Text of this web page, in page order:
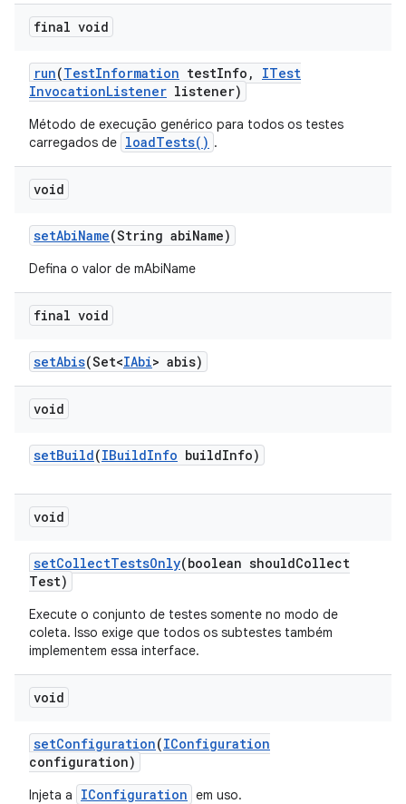
final void
run(TestInformation testInfo ,
ITest
InvocationListener listener)
Método de execução genérico para todos os testes
carregados de loadTests() .
void
setAbiName(String abiName)
Defina o valor de mAbiName
final void
setAbis(Set<IAbi> abis)
void
setBuild(IBuildInfo buildInfo)
void
setCollectTestsOnly(boolean shouldCollect
Test)
Execute o conjunto de testes somente no modo de
coleta. Isso exige que todos os subtestes também
implementem essa interface.
void
setConfiguration(IConfiguration
configuration)
Injeta a IConfiguration em uso.